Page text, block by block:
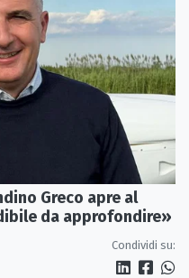
Greco apre al
da approfondire»
Condividi su: